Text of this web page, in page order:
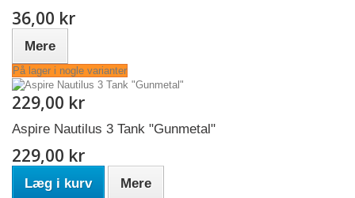
36,00 kr
Mere
På lager i nogle varianter
229,00 kr
Aspire Nautilus 3 Tank "Gunmetal"
229,00 kr
Læg i kurv Mere